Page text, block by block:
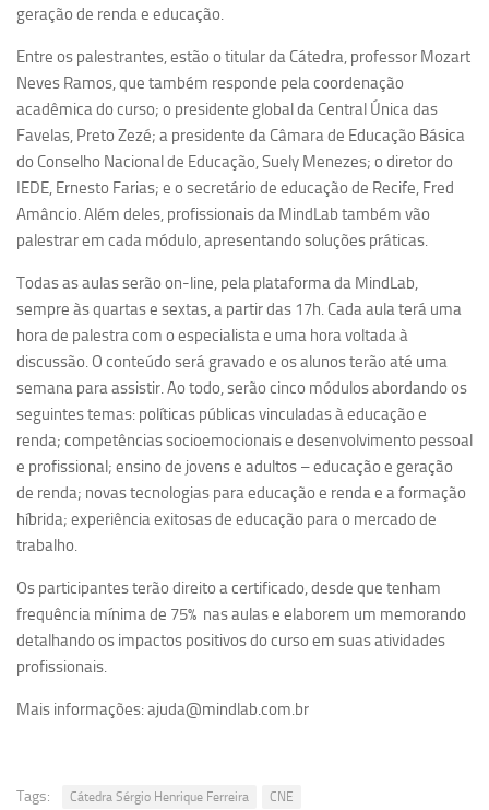
Cíntia Rosa Pereira de Lima
Cristina Godoy Bernardo de Oliveira (FDRP)
Evandro Eduardo Seron Ruiz
Fabiana Cristina Severi (FDRP)
Fernando de Lima Caneppele
Maria Paula Costa Bertran
Professor Sênior
Professores Seniores Encerrados
Institucional
Polo Ribeirão Preto
Equipe
Estrutura do polo
Espaço de Eventos
Projetos
Ciência Por Elas
Pint of Science
USP Analisa
Clipping
geração de renda e educação.
Entre os palestrantes, estão o titular da Cátedra, professor Mozart
Neves Ramos, que também responde pela coordenação
acadêmica do curso; o presidente global da Central Única das
Favelas, Preto Zezé; a presidente da Câmara de Educação Básica
do Conselho Nacional de Educação, Suely Menezes; o diretor do
IEDE, Ernesto Farias; e o secretário de educação de Recife, Fred
Amâncio. Além deles, profissionais da MindLab também vão
palestrar em cada módulo, apresentando soluções práticas.
Todas as aulas serão on-line, pela plataforma da MindLab,
sempre às quartas e sextas, a partir das 17h. Cada aula terá uma
hora de palestra com o especialista e uma hora voltada à
discussão. O conteúdo será gravado e os alunos terão até uma
semana para assistir. Ao todo, serão cinco módulos abordando os
seguintes temas: políticas públicas vinculadas à educação e
renda; competências socioemocionais e desenvolvimento pessoal
e profissional; ensino de jovens e adultos – educação e geração
de renda; novas tecnologias para educação e renda e a formação
híbrida; experiência exitosas de educação para o mercado de
trabalho.
Os participantes terão direito a certificado, desde que tenham
frequência mínima de 75% nas aulas e elaborem um memorando
detalhando os impactos positivos do curso em suas atividades
profissionais.
Mais informações: ajuda@mindlab.com.br
Tags: Cátedra Sérgio Henrique Ferreira
CNE